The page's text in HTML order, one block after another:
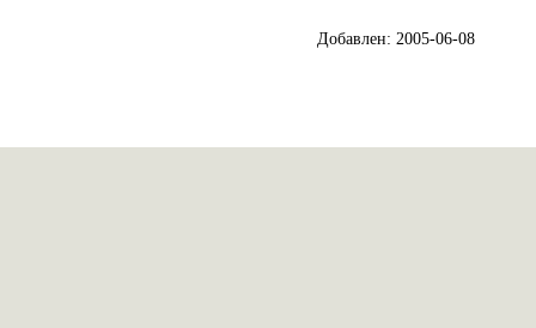
Добавлен: 2005-06-08